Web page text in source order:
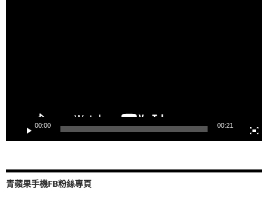
00:00 00:21
青蘋果手機FB粉絲專頁